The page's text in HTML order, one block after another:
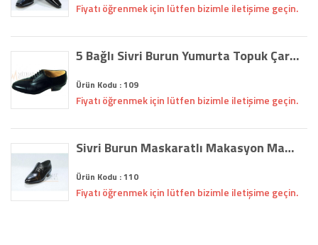
Fiyatı öğrenmek için lütfen bizimle iletişime geçin.
5 Bağlı Sivri Burun Yumurta Topuk Çarşamba Ayakkabısı (109)
Ürün Kodu : 109
Fiyatı öğrenmek için lütfen bizimle iletişime geçin.
Sivri Burun Maskaratlı Makasyon Makasyon Çarşamba Ayakkabısı (110)
Ürün Kodu : 110
Fiyatı öğrenmek için lütfen bizimle iletişime geçin.